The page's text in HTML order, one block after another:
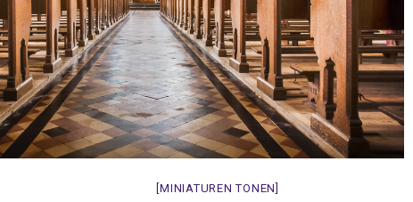
[MINIATUREN TONEN]